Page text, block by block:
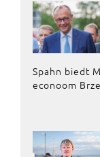
Spahn biedt
econoom